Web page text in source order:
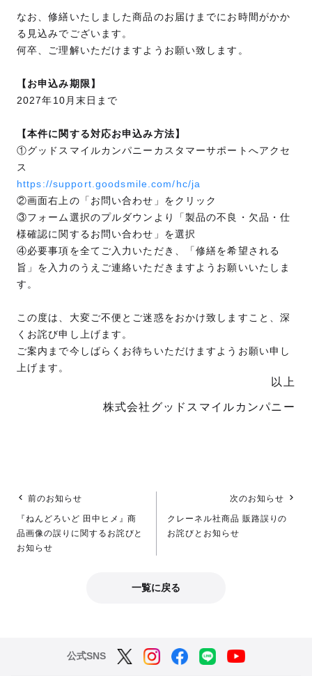
なお、修繕いたしました商品のお届けまでにお時間がかか
る見込みでございます。
何卒、ご理解いただけますようお願い致します。
【お申込み期限】
2027年10月末日まで
【本件に関する対応お申込み方法】
①グッドスマイルカンパニーカスタマーサポートへアクセ
ス
https://support.goodsmile.com/hc/ja
②画面右上の「お問い合わせ」をクリック
③フォーム選択のプルダウンより「製品の不良・欠品・仕
様確認に関するお問い合わせ」を選択
④必要事項を全てご入力いただき、「修繕を希望される
旨」を入力のうえご連絡いただきますようお願いいたしま
す。
この度は、大変ご不便とご迷惑をおかけ致しますこと、深
くお詫び申し上げます。
ご案内まで今しばらくお待ちいただけますようお願い申し
上げます。
以上
株式会社グッドスマイルカンパニー
前のお知らせ
『ねんどろいど 田中ヒメ』商
品画像の誤りに関するお詫びと
お知らせ
次のお知らせ
クレーネル社商品 販路誤りの
お詫びとお知らせ
一覧に戻る
公式SNS